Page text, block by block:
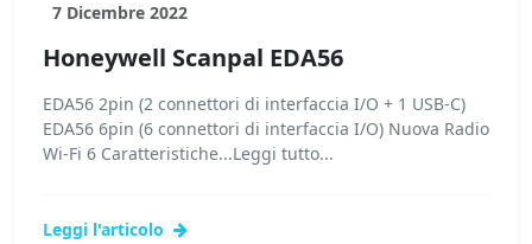
7 Dicembre 2022
Honeywell Scanpal EDA56
EDA56 2pin (2 connettori di interfaccia I/O + 1 USB-C)
EDA56 6pin (6 connettori di interfaccia I/O) Nuova Radio
Wi-Fi 6 Caratteristiche...Leggi tutto...
Leggi l'articolo